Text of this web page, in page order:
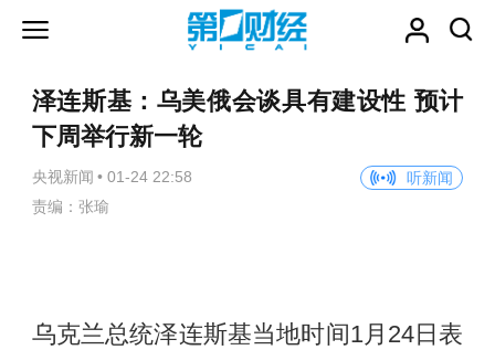
泽连斯基：乌美俄会谈具有建设性 预计
下周举行新一轮
央视新闻 • 01-24 22:58
听新闻
责编：张瑜
乌克兰总统泽连斯基当地时间1月24日表